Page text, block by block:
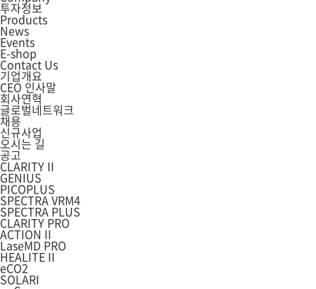
투자정보
Products
News
Events
E-shop
Contact Us
기업개요
CEO 인사말
회사연혁
글로벌네트워크
채용
신규사업
오시는 길
공고
CLARITY II
GENIUS
PICOPLUS
SPECTRA VRM4
SPECTRA PLUS
CLARITY PRO
ACTION II
LaseMD PRO
HEALITE II
eCO2
SOLARI